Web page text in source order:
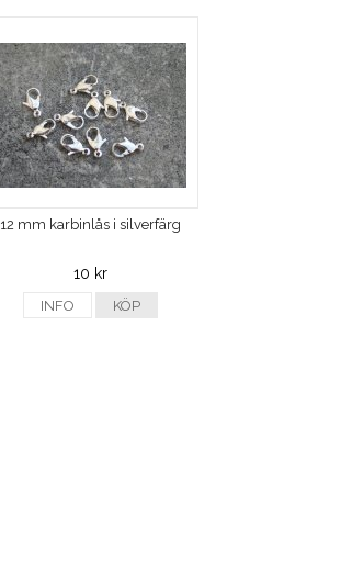
12 mm karbinlås i silverfärg
10 kr
INFO KÖP